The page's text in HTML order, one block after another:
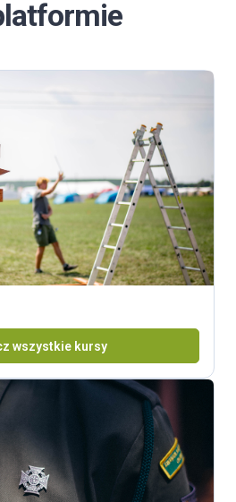
wszystkie kursy